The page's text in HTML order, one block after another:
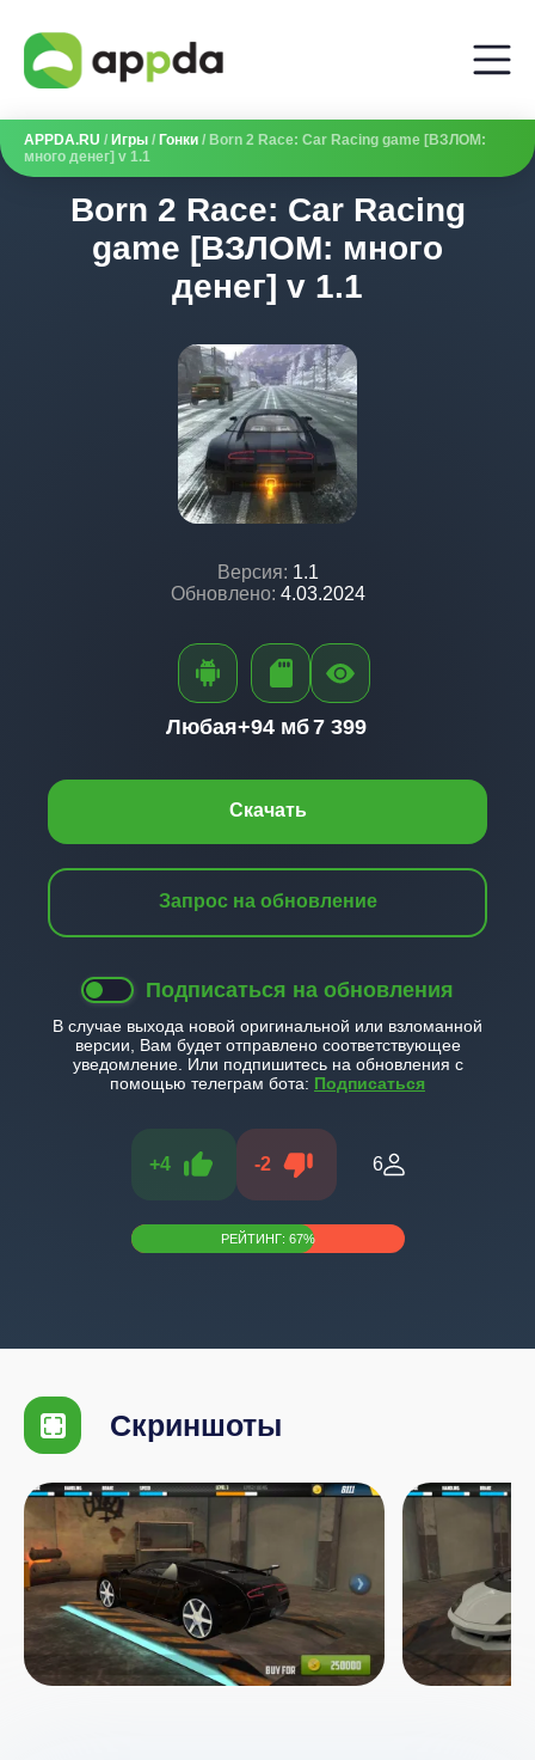
APPDA.RU / Игры / Гонки / Born 2 Race: Car Racing game [ВЗЛОМ:
много денег] v 1.1
Born 2 Race: Car Racing
game [ВЗЛОМ: много
денег] v 1.1
Версия: 1.1
Обновлено: 4.03.2024
Скачать
Запрос на обновление
Подписаться на обновления
В случае выхода новой оригинальной или взломанной
версии, Вам будет отправлено соответствующее
уведомление. Или подпишитесь на обновления с
помощью телеграм бота: Подписаться
+4 -2 6
РЕЙТИНГ: 67%
Любая+94 мб7 399
Скриншоты